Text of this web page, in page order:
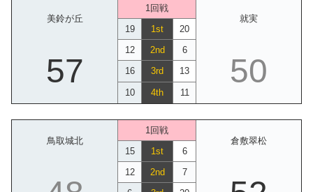
美鈴が丘
1回戦
就実
19
1st 20
57
12 2nd 6
50
16 3rd 13
10 4th 11
鳥取城北
1回戦
倉敷翠松
15
1st 6
12 2nd 7